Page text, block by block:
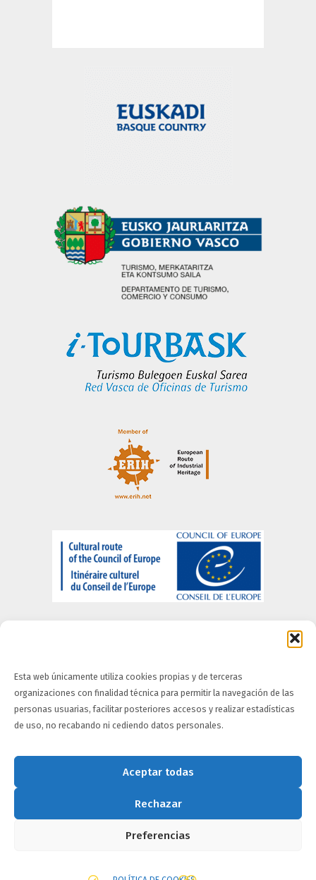
Esta web únicamente utiliza cookies propias y de terceras
organizaciones con finalidad técnica para permitir la navegación de las
personas usuarias, facilitar posteriores accesos y realizar estadísticas
de uso, no recabando ni cediendo datos personales.
Aceptar todas
Rechazar
Preferencias
Quiénes somos-Información Legal-Portal de
Privacidad-Política de Cookies-Política de
accesibilidad